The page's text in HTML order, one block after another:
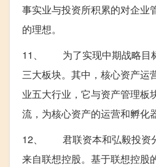
事实业与投资所积累的对企业
的理想。
11、 为了实现中期战略目标
三大板块。其中，核心资产运
业五大行业，它与资产管理板
流，为核心资产的运营和孵化
12、 君联资本和弘毅投资分
来自联想控股。基于联想控股